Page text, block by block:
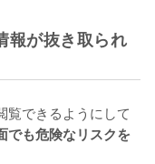
報が抜き取られ
覧できるようにして
でも危険なリスクを